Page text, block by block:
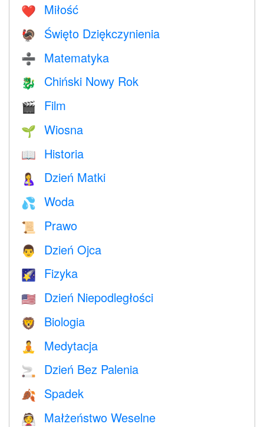
❤️️ Miłość
🦃 Święto Dziękczynienia
➗ Matematyka
🐉 Chiński Nowy Rok
🎬 Film
🌱 Wiosna
📖 Historia
🤱 Dzień Matki
💦 Woda
📜 Prawo
👨 Dzień Ojca
🌠 Fizyka
🇺🇸 Dzień Niepodległości
🦁 Biologia
🧘 Medytacja
🚬 Dzień Bez Palenia
🍂 Spadek
👰 Małżeństwo Weselne